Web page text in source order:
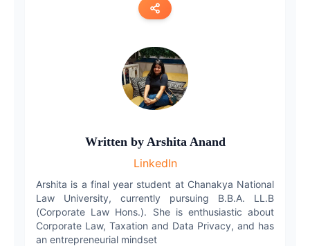
WhatsApp
Written by Arshita Anand
LinkedIn
Arshita is a final year student at Chanakya National
Law University, currently pursuing B.B.A. LL.B
(Corporate Law Hons.). She is enthusiastic about
Corporate Law, Taxation and Data Privacy, and has
an entrepreneurial mindset